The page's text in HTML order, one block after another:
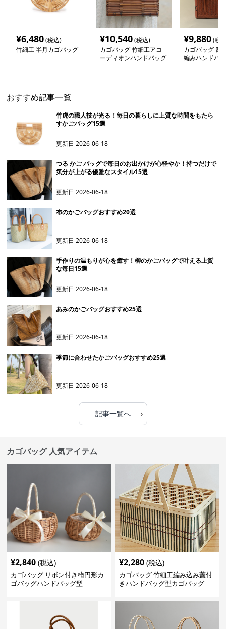
¥6,480(税込)
竹細工 半月カゴバッグ
¥10,540(税込)
カゴバッグ 竹細工アコ
ーディオンハンドバッグ
¥9,880(税
カゴバッグ 四
編みハンドバ
おすすめ記事一覧
竹虎の職人技が光る！毎日の暮らしに上質な時間をもたら
すかごバッグ15選
更新日2026-06-18
つる かご バッグで毎日のお出かけが心軽やか！持つだけで
気分が上がる優雅なスタイル15選
更新日2026-06-18
布のかごバッグおすすめ20選
更新日2026-06-18
手作りの温もりが心を癒す！柳のかごバッグで叶える上質
な毎日15選
更新日2026-06-18
あみのかごバッグおすすめ25選
更新日2026-06-18
季節に合わせたかごバッグおすすめ25選
更新日2026-06-18
記事一覧へ ›
カゴバッグ 人気アイテム
¥2,840 (税込)
カゴバッグ リボン付き楕円形カ
ゴバッグハンドバッグ型
¥2,280 (税込)
カゴバッグ 竹細工編み込み蓋付
きハンドバッグ型カゴバッグ